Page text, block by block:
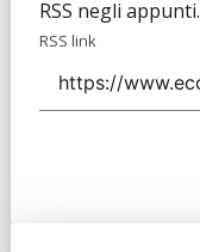
RSS negli appunti.
RSS link